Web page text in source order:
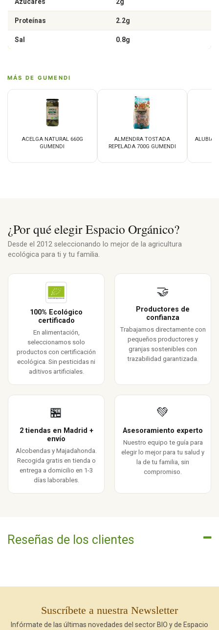
Proteínas 2.2g
Sal 0.8g
MÁS DE GUMENDI
ACELGA NATURAL 660G
GUMENDI
ALMENDRA TOSTADA
REPELADA 700G GUMENDI
ALUBIA
¿Por qué elegir Espacio Orgánico?
Desde el 2012 seleccionando lo mejor de la agricultura
ecológica para ti y tu familia.
100% Ecológico
certificado
En alimentación,
seleccionamos solo
productos con certificación
ecológica. Sin pesticidas ni
aditivos artificiales.
🤝
Productores de
confianza
Trabajamos directamente con
pequeños productores y
granjas sostenibles con
trazabilidad garantizada.
🏪
2 tiendas en Madrid +
envío
Alcobendas y Majadahonda.
Recogida gratis en tienda o
entrega a domicilio en 1-3
días laborables.
💚
Asesoramiento experto
Nuestro equipo te guía para
elegir lo mejor para tu salud y
la de tu familia, sin
compromiso.
Reseñas de los clientes
Suscríbete a nuestra Newsletter
Infórmate de las últimas novedades del sector BIO y de Espacio